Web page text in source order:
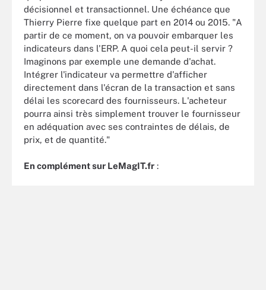
décisionnel et transactionnel. Une échéance que
Thierry Pierre fixe quelque part en 2014 ou 2015. "A
partir de ce moment, on va pouvoir embarquer les
indicateurs dans l'ERP. A quoi cela peut-il servir ?
Imaginons par exemple une demande d'achat.
Intégrer l'indicateur va permettre d'afficher
directement dans l'écran de la transaction et sans
délai les scorecard des fournisseurs. L'acheteur
pourra ainsi très simplement trouver le fournisseur
en adéquation avec ses contraintes de délais, de
prix, et de quantité."
En complément sur LeMagIT.fr :